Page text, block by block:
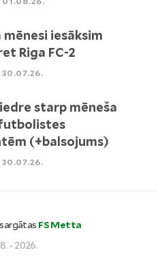
iesāksim
Riga FC-2
30.07.26.
starp mēneša
(+balsojums)
30.07.26.
FS Metta
- 2026.